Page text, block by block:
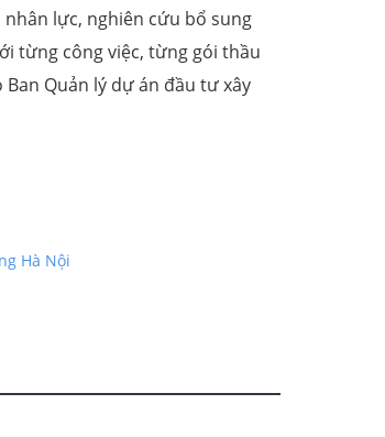
lực, nghiên cứu bổ sung
từng công việc, từng gói thầu
Quản lý dự án đầu tư xây
Hà Nội